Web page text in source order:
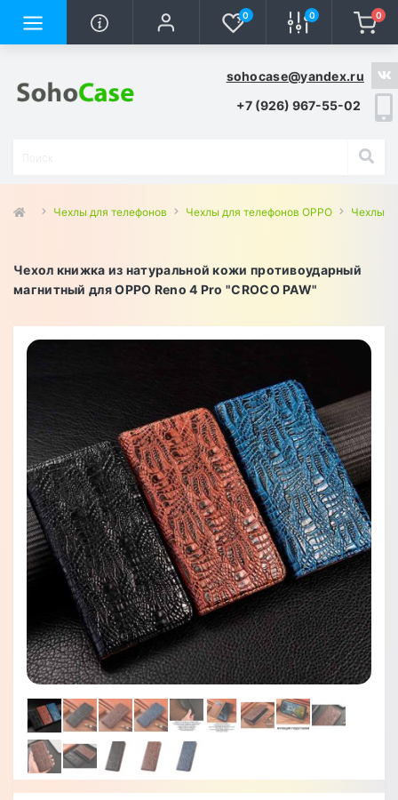
0 0 0
sohocase@yandex.ru
+7 (926) 967-55-02
Чехлы для телефонов Чехлы для телефонов OPPO Чехлы
Чехол книжка из натуральной кожи противоударный
магнитный для OPPO Reno 4 Pro "CROCO PAW"